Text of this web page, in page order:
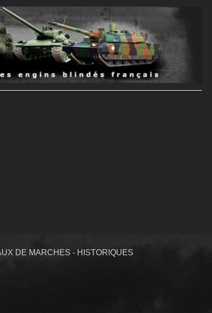
DE MARCHES - HISTORIQUES